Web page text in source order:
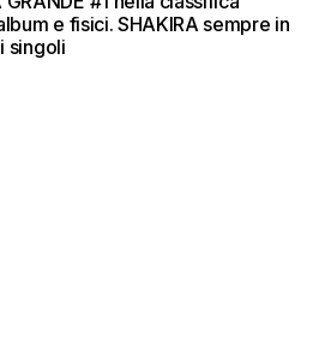
e fisici. SHAKIRA sempre in
singoli